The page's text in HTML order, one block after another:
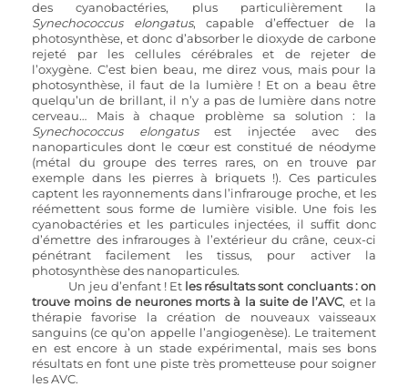
Synechococcus elongatus, capable d’effectuer de la
photosynthèse, et donc d’absorber le dioxyde de carbone
rejeté par les cellules cérébrales et de rejeter de
l’oxygène. C’est bien beau, me direz vous, mais pour la
photosynthèse, il faut de la lumière ! Et on a beau être
quelqu’un de brillant, il n’y a pas de lumière dans notre
cerveau… Mais à chaque problème sa solution : la
Synechococcus elongatus est injectée avec des
nanoparticules dont le cœur est constitué de néodyme
(métal du groupe des terres rares, on en trouve par
exemple dans les pierres à briquets !). Ces particules
captent les rayonnements dans l’infrarouge proche, et les
réémettent sous forme de lumière visible. Une fois les
cyanobactéries et les particules injectées, il suffit donc
d’émettre des infrarouges à l’extérieur du crâne, ceux-ci
pénétrant facilement les tissus, pour activer la
photosynthèse des nanoparticules.
Un jeu d’enfant ! Et les résultats sont concluants : on
trouve moins de neurones morts à la suite de l’AVC, et la
thérapie favorise la création de nouveaux vaisseaux
sanguins (ce qu’on appelle l’angiogenèse). Le traitement
en est encore à un stade expérimental, mais ses bons
résultats en font une piste très prometteuse pour soigner
les AVC.